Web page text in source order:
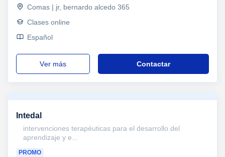
Comas | jr, bernardo alcedo 365
Clases online
Español
ver más Contactar
Intedal
intervenciones terapéuticas para el desarrollo del
aprendizaje y e...
PROMO